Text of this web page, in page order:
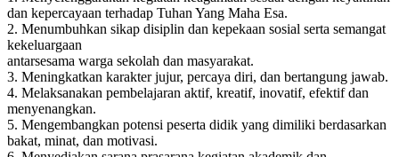
dan kepercayaan terhadap Tuhan Yang Maha Esa.
2. Menumbuhkan sikap disiplin dan kepekaan sosial serta semangat
kekeluargaan
antarsesama warga sekolah dan masyarakat.
3. Meningkatkan karakter jujur, percaya diri, dan bertangung jawab.
4. Melaksanakan pembelajaran aktif, kreatif, inovatif, efektif dan
menyenangkan.
5. Mengembangkan potensi peserta didik yang dimiliki berdasarkan
bakat, minat, dan motivasi.